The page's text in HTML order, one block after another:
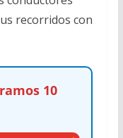
recorridos con
10